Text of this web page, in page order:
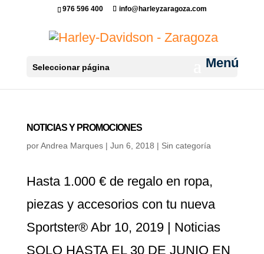
976 596 400 info@harleyzaragoza.com
Seleccionar página
NOTICIAS Y PROMOCIONES
porAndrea Marques| Jun 6, 2018 | Sin categoría
Hasta 1.000 € de regalo en ropa,
piezas y accesorios con tu nueva
Sportster® Abr 10, 2019 | Noticias
SOLO HASTA EL 30 DE JUNIO EN